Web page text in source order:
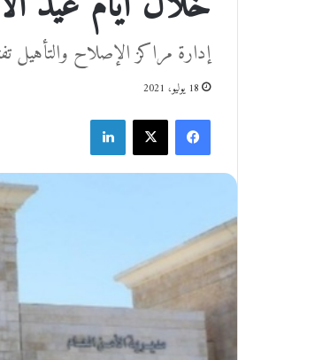
إدارة مراكز الإصلاح والتأهيل
18 يوليو، 2021
فيسبوك